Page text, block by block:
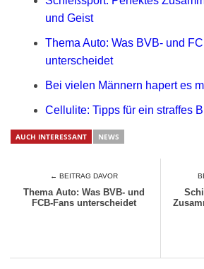
und Geist
Thema Auto: Was BVB- und
unterscheidet
Bei vielen Männern hapert es
Cellulite: Tipps für ein straffes
AUCH INTERESSANT NEWS
← BEITRAG DAVOR
Thema Auto: Was BVB- und
FCB-Fans unterscheidet